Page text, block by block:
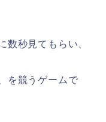
数秒見てもらい、
を競うゲームで